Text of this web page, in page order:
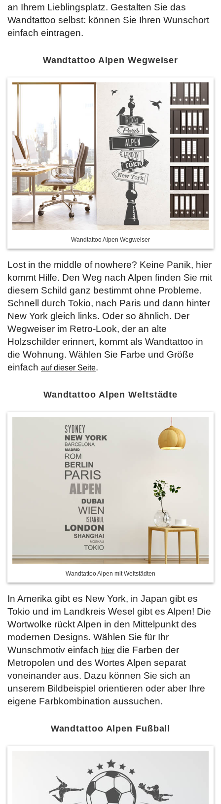
an Ihrem Lieblingsplatz. Gestalten Sie das
Wandtattoo selbst: können Sie Ihren Wunschort
einfach eintragen.
Wandtattoo Alpen Wegweiser
Wandtattoo Alpen Wegweiser
Lost in the middle of nowhere? Keine Panik, hier
kommt Hilfe. Den Weg nach Alpen finden Sie mit
diesem Schild ganz bestimmt ohne Probleme.
Schnell durch Tokio, nach Paris und dann hinter
New York gleich links. Oder so ähnlich. Der
Wegweiser im Retro-Look, der an alte
Holzschilder erinnert, kommt als Wandtattoo in
die Wohnung. Wählen Sie Farbe und Größe
einfach auf dieser Seite.
Wandtattoo Alpen Weltstädte
Wandtattoo Alpen mit Weltstädten
In Amerika gibt es New York, in Japan gibt es
Tokio und im Landkreis Wesel gibt es Alpen! Die
Wortwolke rückt Alpen in den Mittelpunkt des
modernen Designs. Wählen Sie für Ihr
Wunschmotiv einfach hier die Farben der
Metropolen und des Wortes Alpen separat
voneinander aus. Dazu können Sie sich an
unserem Bildbeispiel orientieren oder aber Ihre
eigene Farbkombination aussuchen.
Wandtattoo Alpen Fußball